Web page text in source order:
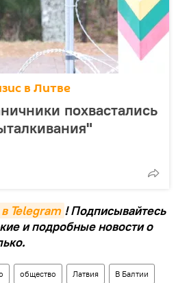
в Литве
похвастались
Telegram ! Подписывайтесь
и подробные новости о
общество Латвия В Балтии